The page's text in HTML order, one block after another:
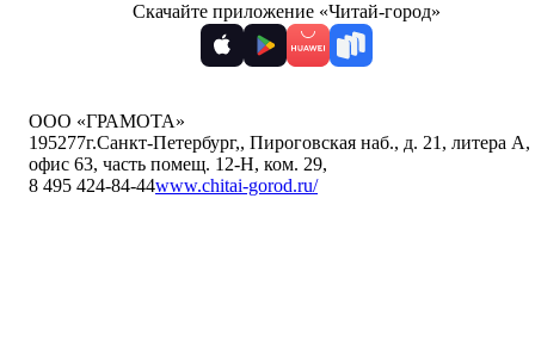
Скачайте приложение «Читай-город»
ООО «ГРАМОТА»
195277г.Санкт-Петербург,, Пироговская наб., д. 21, литера А,
офис 63, часть помещ. 12-Н, ком. 29,
8 495 424-84-44www.chitai-gorod.ru/